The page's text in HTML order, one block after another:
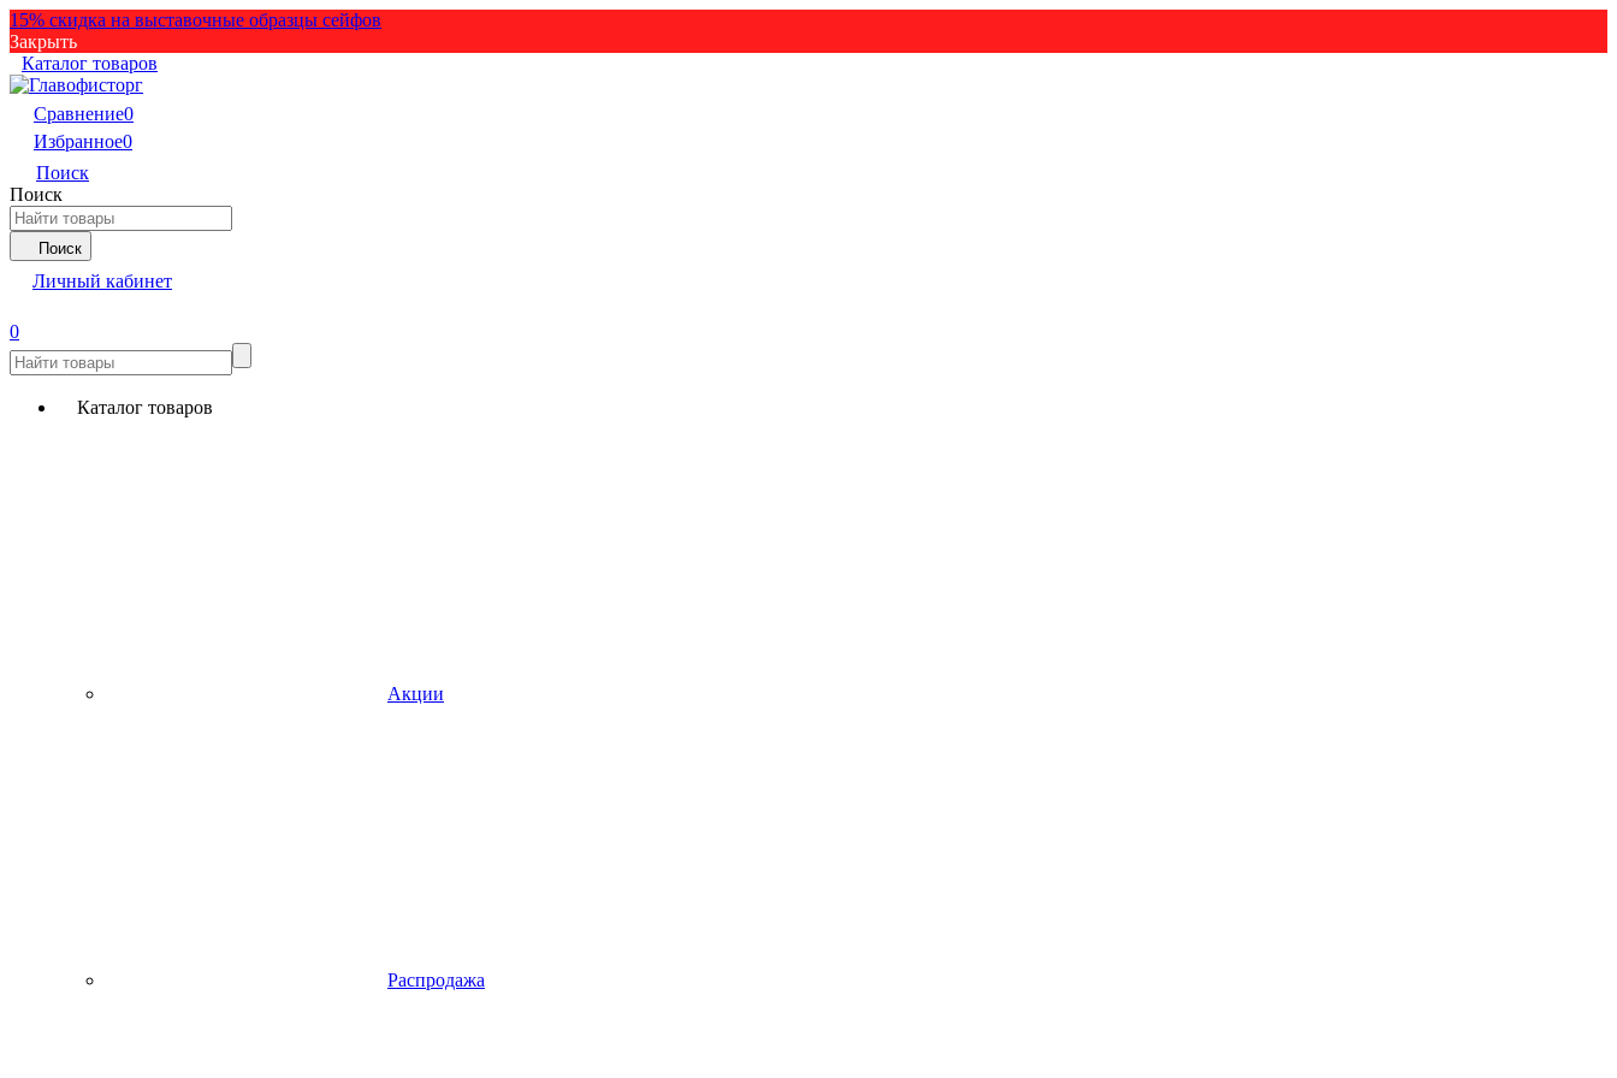
15% скидка на выставочные образцы сейфов
Закрыть
Каталог товаров
Сравнение0
Избранное0
Поиск
Поиск
Поиск
Личный кабинет
0
Каталог товаров
Акции
Распродажа